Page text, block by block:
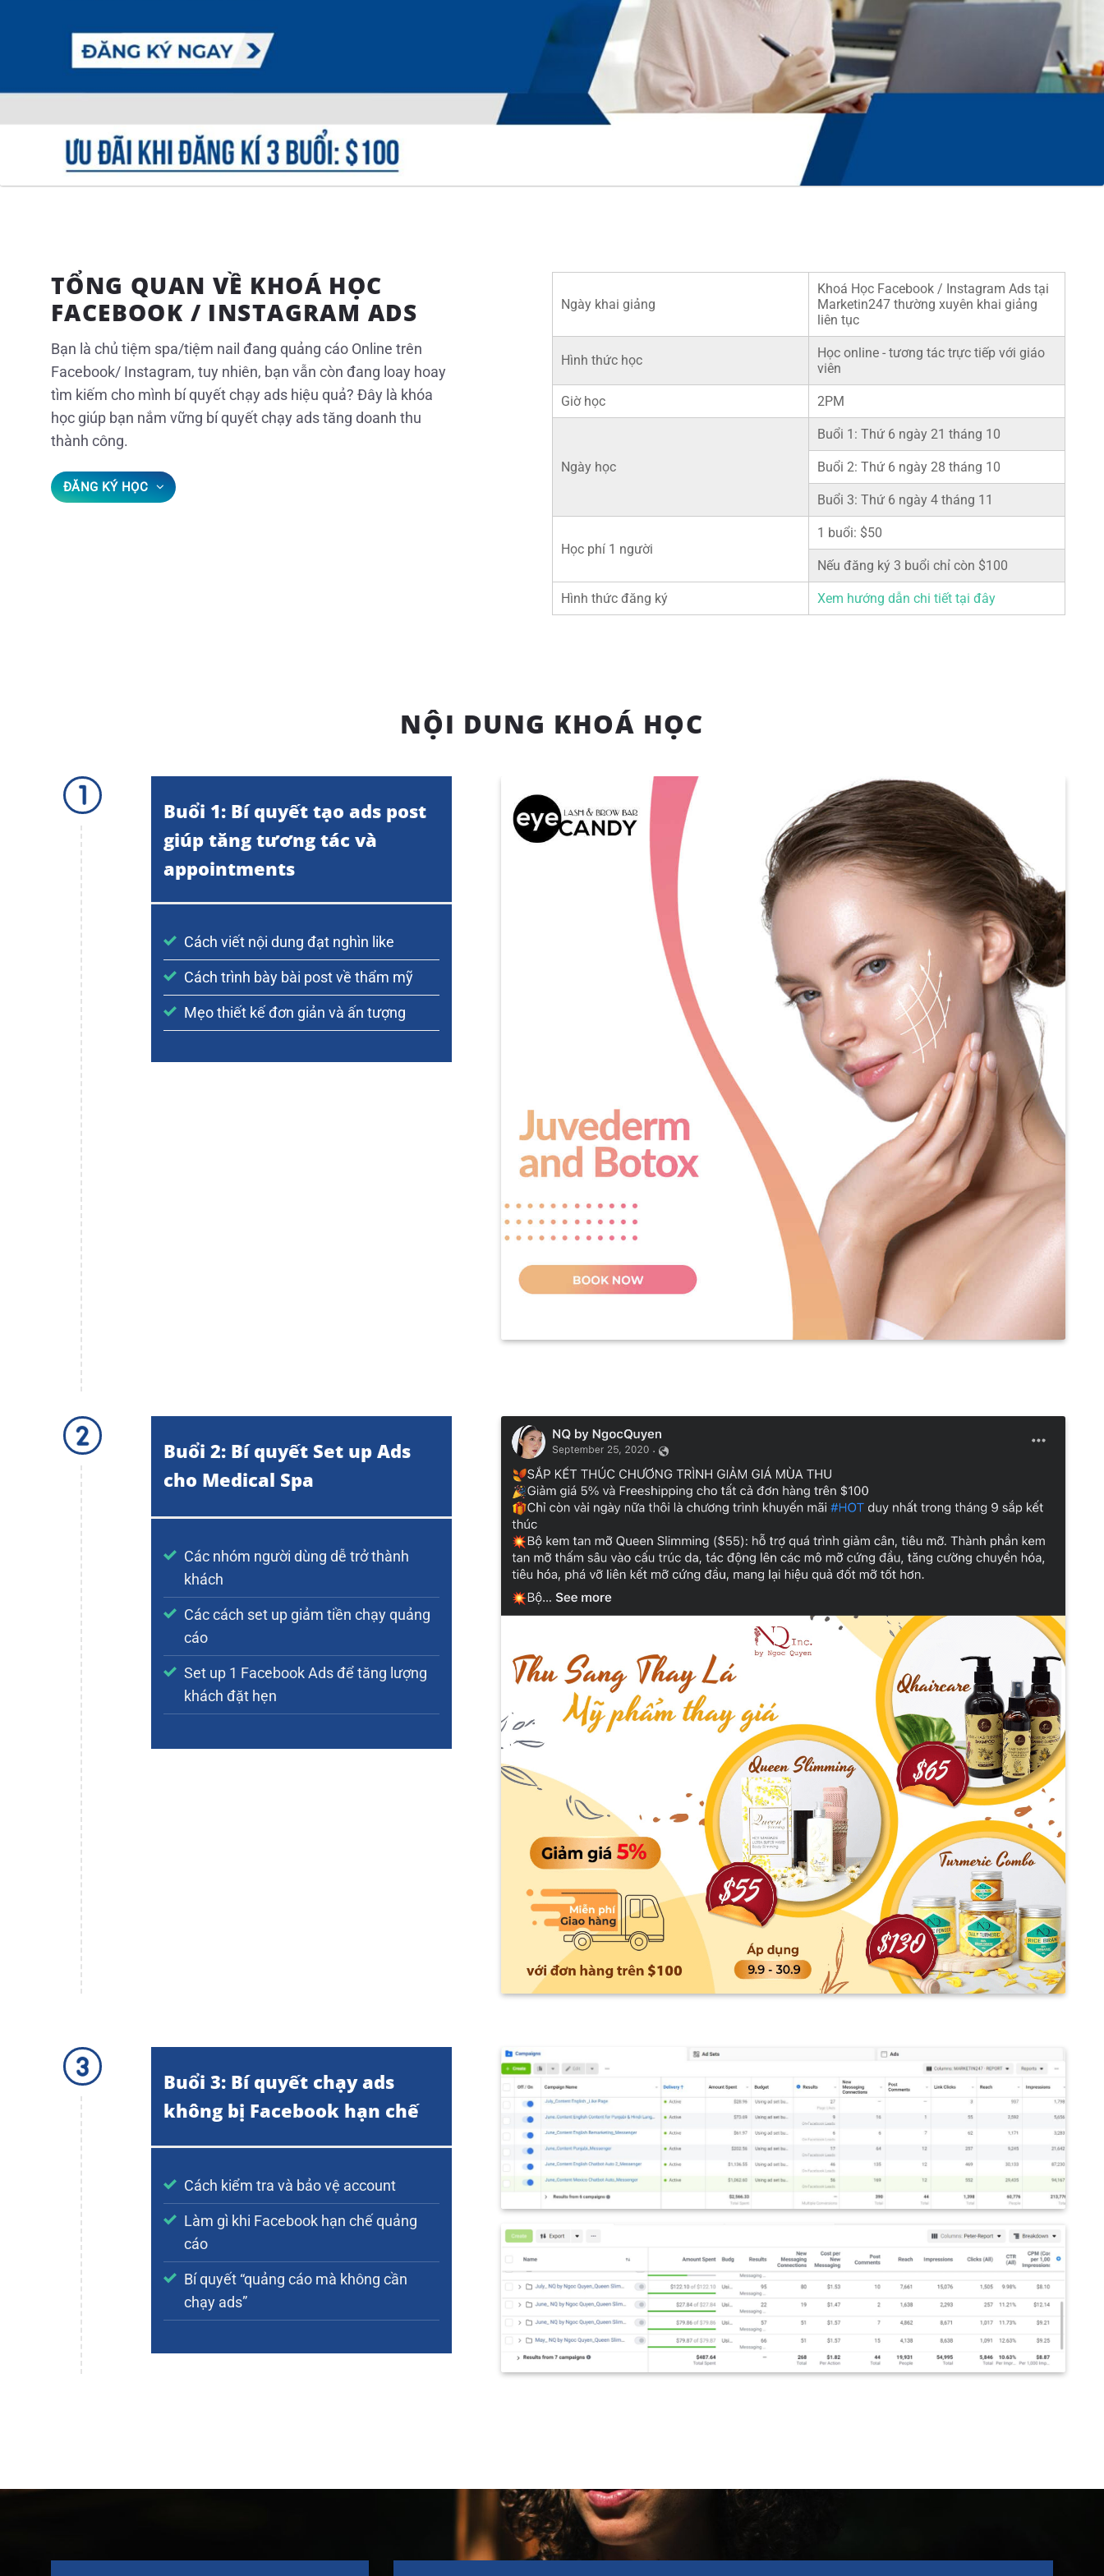
TỔNG QUAN VỀ KHOÁ HỌC
FACEBOOK / INSTAGRAM ADS
Bạn là chủ tiệm spa/tiệm nail đang quảng cáo Online trên
Facebook/ Instagram, tuy nhiên, bạn vẫn còn đang loay hoay
tìm kiếm cho mình bí quyết chạy ads hiệu quả? Đây là khóa
học giúp bạn nắm vững bí quyết chạy ads tăng doanh thu
thành công.
ĐĂNG KÝ HỌC
Ngày khai giảng
Khoá Học Facebook / Instagram Ads tại
Marketin247 thường xuyên khai giảng
liên tục
Hình thức học
Học online - tương tác trực tiếp với giáo
viên
Giờ học 2PM
Ngày học
Buổi 1: Thứ 6 ngày 21 tháng 10
Buổi 2: Thứ 6 ngày 28 tháng 10
Buổi 3: Thứ 6 ngày 4 tháng 11
Học phí 1 người
1 buổi: $50
Nếu đăng ký 3 buổi chỉ còn $100
Hình thức đăng ký Xem hướng dẫn chi tiết tại đây
NỘI DUNG KHOÁ HỌC
Buổi 1: Bí quyết tạo ads post
giúp tăng tương tác và
appointments
Cách viết nội dung đạt nghìn like
Cách trình bày bài post về thẩm mỹ
Mẹo thiết kế đơn giản và ấn tượng
Buổi 2: Bí quyết Set up Ads
cho Medical Spa
Các nhóm người dùng dễ trở thành
khách
Các cách set up giảm tiền chạy quảng
cáo
Set up 1 Facebook Ads để tăng lượng
khách đặt hẹn
Buổi 3: Bí quyết chạy ads
không bị Facebook hạn chế
Cách kiểm tra và bảo vệ account
Làm gì khi Facebook hạn chế quảng
cáo
Bí quyết “quảng cáo mà không cần
chạy ads”